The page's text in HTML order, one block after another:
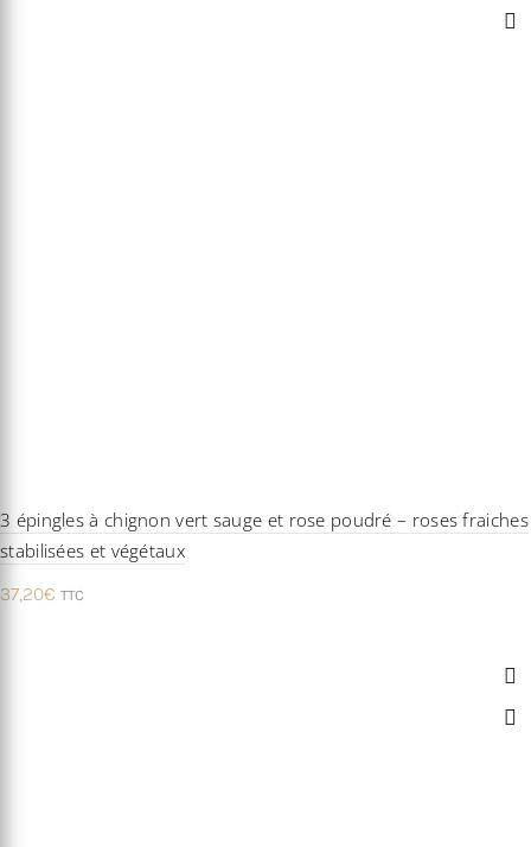
3 épingles à chignon vert sauge et rose poudré – roses fraiches
stabilisées et végétaux
37,20€ TTC